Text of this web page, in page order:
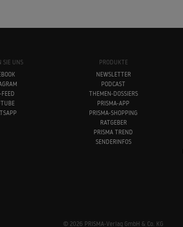
SIE UNS
FEED
PRODUKTE
NEWSLETTER
PODCAST
THEMEN-DOSSIERS
PRISMA-APP
PRISMA-SHOPPING
RATGEBER
PRISMA TREND
SENDERINFOS
© 2026 PRISMA-Verlag GmbH & Co. KG